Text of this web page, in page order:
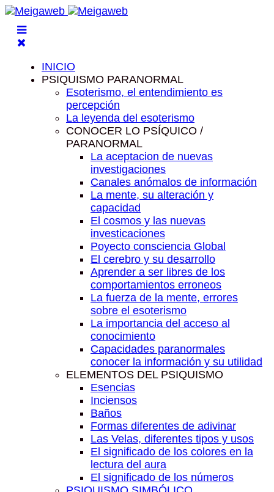
INICIO
PSIQUISMO PARANORMAL
Esoterismo, el entendimiento es
percepción
La leyenda del esoterismo
CONOCER LO PSÍQUICO /
PARANORMAL
La aceptacion de nuevas
investigaciones
Canales anómalos de información
La mente, su alteración y
capacidad
El cosmos y las nuevas
investicaciones
Poyecto consciencia Global
El cerebro y su desarrollo
Aprender a ser libres de los
comportamientos erroneos
La fuerza de la mente, errores
sobre el esoterismo
La importancia del acceso al
conocimiento
Capacidades paranormales
conocer la información y su utilidad
ELEMENTOS DEL PSIQUISMO
Esencias
Inciensos
Baños
Formas diferentes de adivinar
Las Velas, diferentes tipos y usos
El significado de los colores en la
lectura del aura
El significado de los números